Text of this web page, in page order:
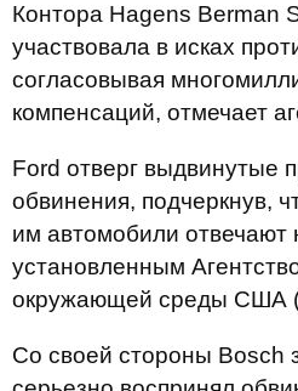
Контора Hagens Berman
участвовала в исках
согласовывая
компенсаций, отмечает
Ford отверг выдвинутые
обвинения, подчеркнув,
им автомобили отвечают
установленным
окружающей среды США
Со своей стороны Bosch